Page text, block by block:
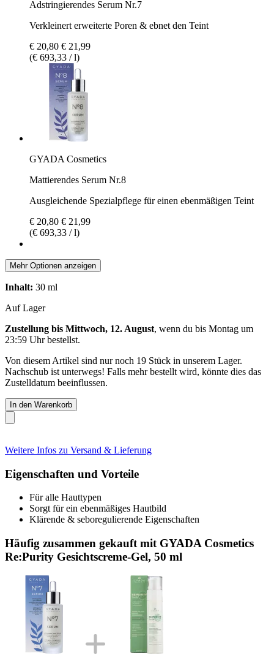
Adstringierendes Serum Nr.7
Verkleinert erweiterte Poren & ebnet den Teint
€ 20,80 € 21,99
(€ 693,33 / l)
GYADA Cosmetics
Mattierendes Serum Nr.8
Ausgleichende Spezialpflege für einen ebenmäßigen Teint
€ 20,80 € 21,99
(€ 693,33 / l)
Mehr Optionen anzeigen
Inhalt: 30 ml
Auf Lager
Zustellung bis Mittwoch, 12. August, wenn du bis Montag um
23:59 Uhrbestellst.
Von diesem Artikel sind nur noch 19 Stück in unserem Lager.
Nachschub ist unterwegs! Falls mehr bestellt wird, könnte dies das
Zustelldatum beeinflussen.
In den Warenkorb
Weitere Infos zu Versand & Lieferung
Eigenschaften und Vorteile
Für alle Hauttypen
Sorgt für ein ebenmäßiges Hautbild
Klärende & seboregulierende Eigenschaften
Häufig zusammen gekauft mit GYADA Cosmetics
Re:Purity Gesichtscreme-Gel, 50 ml